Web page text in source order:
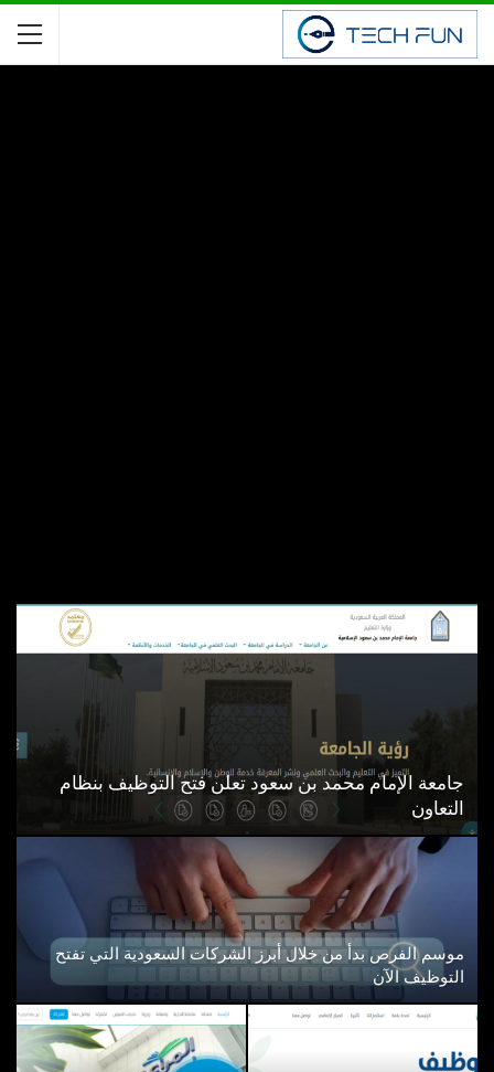
جامعة الإمام محمد بن سعود تعلن فتح التوظيف بنظام
التعاون
موسم الفرص بدأ من خلال أبرز الشركات السعودية التي تفتح
التوظيف الآن